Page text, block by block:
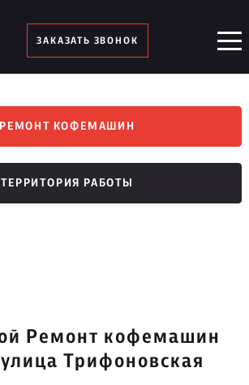
ЗАКАЗАТЬ ЗВОНОК
РЕМОНТ КОФЕМАШИН
ТЕРРИТОРИЯ РАБОТЫ
Ремонт кофемашин
Трифоновская